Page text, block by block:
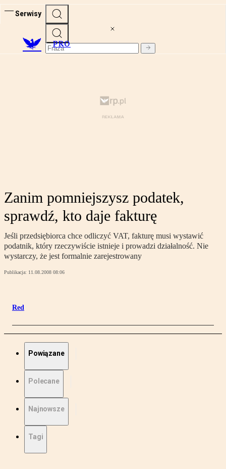
Serwisy
PRO
Zanim pomniejszysz podatek,
sprawdź, kto daje fakturę
Jeśli przedsiębiorca chce odliczyć VAT, fakturę musi wystawić
podatnik, który rzeczywiście istnieje i prowadzi działalność. Nie
wystarczy, że jest formalnie zarejestrowany
Publikacja: 11.08.2008 08:06
Red
Powiązane
Polecane
Najnowsze
Tagi